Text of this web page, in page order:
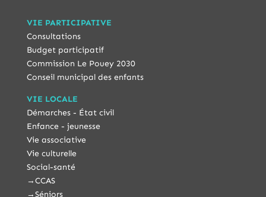
VIE PARTICIPATIVE
Consultations
Budget participatif
Commission Le Pouey 2030
Conseil municipal des enfants
VIE LOCALE
Démarches - État civil
Enfance - jeunesse
Vie associative
Vie culturelle
Social-santé
→CCAS
→Séniors